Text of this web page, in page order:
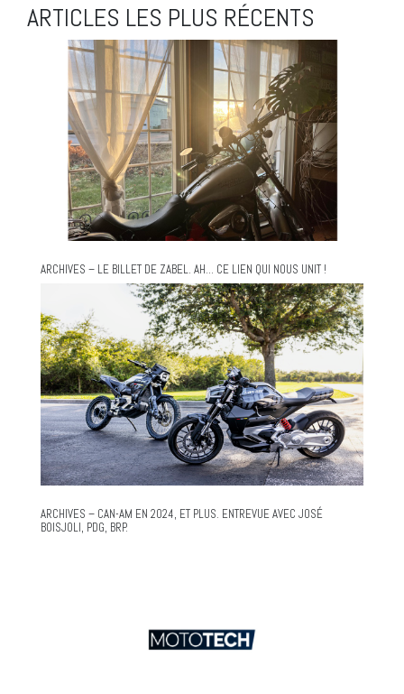
ARTICLES LES PLUS RÉCENTS
ARCHIVES – LE BILLET DE ZABEL. AH… CE LIEN QUI NOUS UNIT !
ARCHIVES – CAN-AM EN 2024, ET PLUS. ENTREVUE AVEC JOSÉ
BOISJOLI, PDG, BRP.